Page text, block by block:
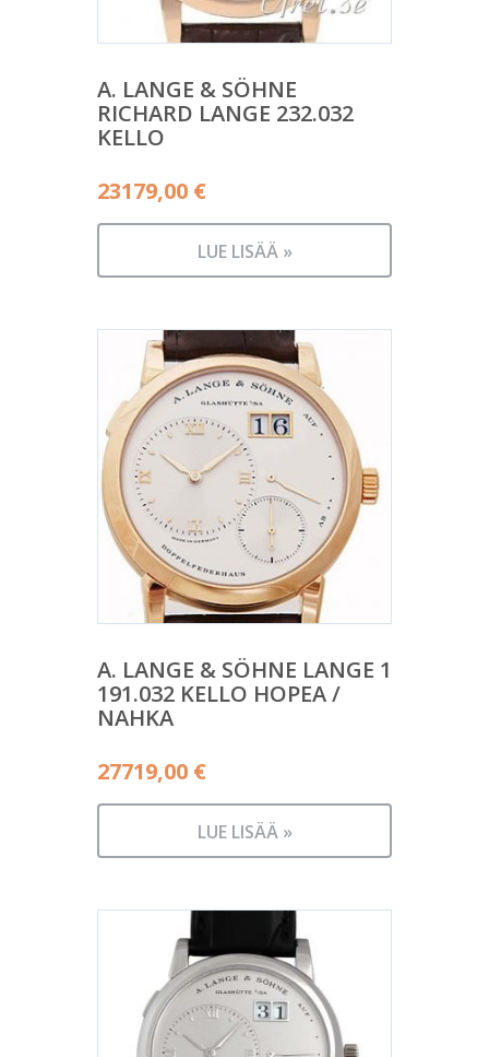
A. LANGE & SÖHNE
RICHARD LANGE 232.032
KELLO
23179,00 €
LUE LISÄÄ »
A. LANGE & SÖHNE LANGE 1
191.032 KELLO HOPEA /
NAHKA
27719,00 €
LUE LISÄÄ »